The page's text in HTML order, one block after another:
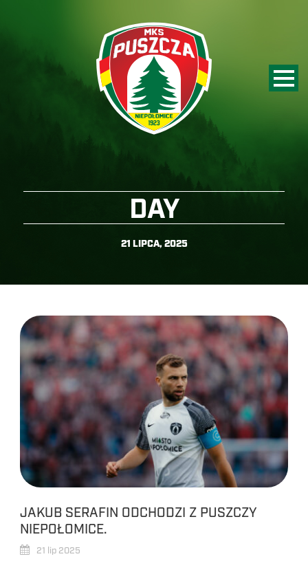
DAY
21 LIPCA, 2025
JAKUB SERAFIN ODCHODZI Z PUSZCZY
NIEPOŁOMICE.
21 lip 2025